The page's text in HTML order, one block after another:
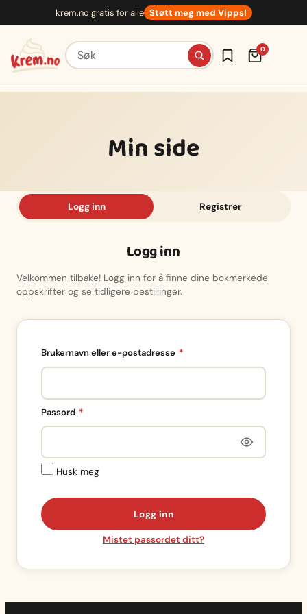
innhold
krem.no gratis for alle Støtt meg med Vipps!
Søk etter oppskrifter 0
Min side
Logg inn Registrer
Logg inn
Velkommen tilbake! Logg inn for å finne dine bokmerkede
oppskrifter og se tidligere bestillinger.
Brukernavn eller e-postadresse *
Passord *
Husk meg
Logg inn
Mistet passordet ditt?